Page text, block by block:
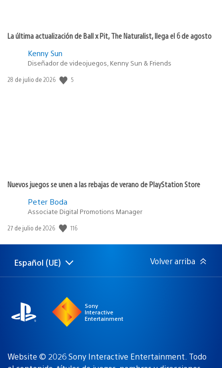
La última actualización de Ball x Pit, The Naturalist, llega el 6 de agosto
Kenny Sun
Diseñador de videojuegos, Kenny Sun & Friends
Fecha
28 de julio de 2026 5
Nuevos juegos se unen a las rebajas de verano de PlayStation Store
Peter Boda
Associate Digital Promotions Manager
Fecha
publicación:
27 de julio de 2026 116
Selecciona
una
Región
actual:
Español (UE) Volver arriba
Sony
Interactive
Entertainment
Website © 2026 Sony Interactive Entertainment. Todo